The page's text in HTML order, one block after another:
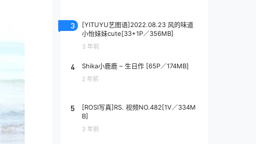
3
[YITUYU艺图语]2022.08.23 风的味道
小怡妹妹cute[33+1P／356MB]
3 年前
4 Shika小鹿鹿 – 生日作 [65P／174MB]
2 年前
5
[ROSI写真]RS. 视频NO.482[1V／334M
B]
3 年前